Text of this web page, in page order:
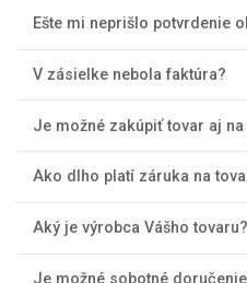
Ešte mi neprišlo potvrdenie
V zásielke nebola faktúra?
Je možné zakúpiť tovar aj na
Ako dlho platí záruka na
Aký je výrobca Vášho tovaru?
Je možné sobotné